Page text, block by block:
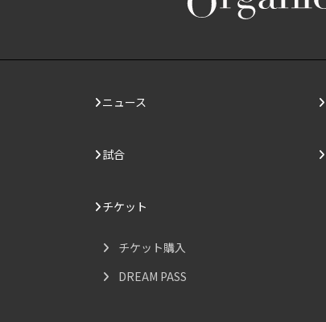
ニュース
試合
チケット
チケット購入
DREAM PASS